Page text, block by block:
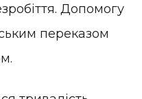
Допомогу
переказом